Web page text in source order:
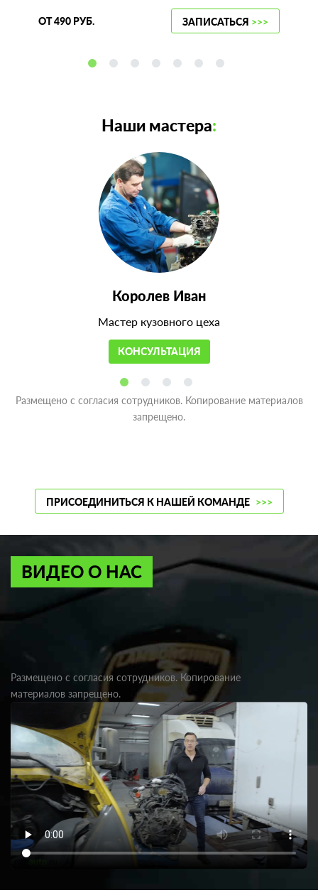
ОТ 490 РУБ. ЗАПИСАТЬСЯ >>>
Наши мастера:
Королев Иван
Мастер кузовного цеха
КОНСУЛЬТАЦИЯ
Размещено с согласия сотрудников. Копирование материалов
запрещено.
ПРИСОЕДИНИТЬСЯ К НАШЕЙ КОМАНДЕ >>>
ВИДЕО О НАС
Размещено с согласия сотрудников. Копирование
материалов запрещено.